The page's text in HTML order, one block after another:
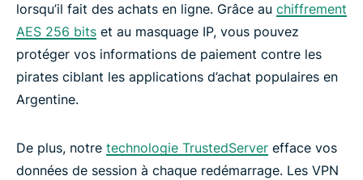
lorsqu’il fait des achats en ligne. Grâce au chiffrement
AES 256 bits et au masquage IP, vous pouvez
protéger vos informations de paiement contre les
pirates ciblant les applications d’achat populaires en
Argentine.
De plus, notre technologie TrustedServer efface vos
données de session à chaque redémarrage. Les VPN